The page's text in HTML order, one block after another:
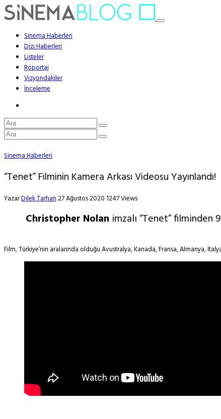
Sinema Haberleri
Dizi Haberleri
Listeler
Röportaj
Vizyondakiler
İnceleme
Sinema Haberleri
“Tenet” Filminin Kamera Arkası Videosu Yayınlandı!
YazarDilek Tarhan27 Ağustos 2020 1247 Views
Christopher Nolan imzalı “Tenet” filminden
Film, Türkiye’nin aralarında olduğu Avustralya, Kanada, Fransa, Almanya,